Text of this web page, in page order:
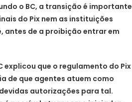
o BC, a transição é importante
do Pix nem as instituições
antes de a proibição entrar em
explicou que o regulamento do Pix
de que agentes atuem como
autorizações para tal.